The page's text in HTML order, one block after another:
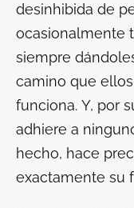
desinhibida de
ocasionalmente
siempre
camino que
funciona. Y, por
adhiere a
hecho, hace
exactamente su